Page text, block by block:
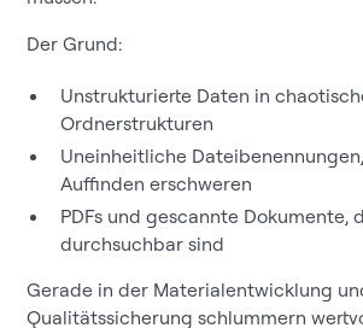
Der Grund:
Unstrukturierte Daten in
Ordnerstrukturen
Uneinheitliche
Auffinden erschweren
PDFs und gescannte Dokumente,
durchsuchbar sind
Gerade in der Materialentwicklung
Qualitätssicherung schlummern